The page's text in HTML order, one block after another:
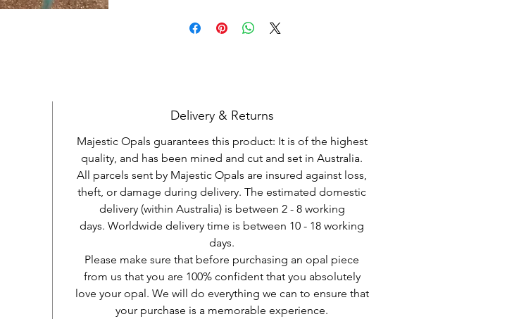
Delivery & Returns
Majestic Opals guarantees this product: It is of the highest
quality, and has been mined and cut and set in Australia.
All parcels sent by Majestic Opals are insured against loss,
theft, or damage during delivery. The estimated domestic
delivery (within Australia) is between 2 - 8 working
days. Worldwide delivery time is between 10 - 18 working
days.
Please make sure that before purchasing an opal piece
from us that you are 100% confident that you absolutely
love your opal. We will do everything we can to ensure that
your purchase is a memorable experience.